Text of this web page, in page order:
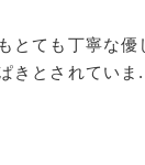
とても丁寧な優
きとされていま